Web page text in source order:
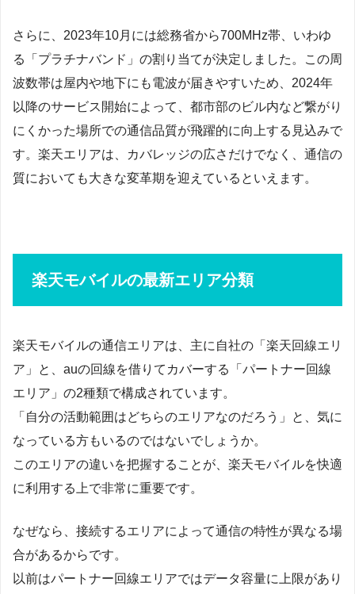
さらに、2023年10月には総務省から700MHz帯、いわゆ
る「プラチナバンド」の割り当てが決定しました。この周
波数帯は屋内や地下にも電波が届きやすいため、2024年
以降のサービス開始によって、都市部のビル内など繋がり
にくかった場所での通信品質が飛躍的に向上する見込みで
す。楽天エリアは、カバレッジの広さだけでなく、通信の
質においても大きな変革期を迎えているといえます。
楽天モバイルの最新エリア分類
楽天モバイルの通信エリアは、主に自社の「楽天回線エリ
ア」と、auの回線を借りてカバーする「パートナー回線
エリア」の2種類で構成されています。
「自分の活動範囲はどちらのエリアなのだろう」と、気に
なっている方もいるのではないでしょうか。
このエリアの違いを把握することが、楽天モバイルを快適
に利用する上で非常に重要です。
なぜなら、接続するエリアによって通信の特性が異なる場
合があるからです。
以前はパートナー回線エリアではデータ容量に上限があり